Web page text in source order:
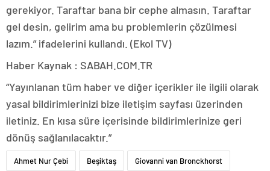
gerekiyor. Taraftar bana bir cephe almasın. Taraftar
gel desin, gelirim ama bu problemlerin çözülmesi
lazım.” ifadelerini kullandı. (Ekol TV)
Haber Kaynak : SABAH.COM.TR
“Yayınlanan tüm haber ve diğer içerikler ile ilgili olarak
yasal bildirimlerinizi bize iletişim sayfası üzerinden
iletiniz. En kısa süre içerisinde bildirimlerinize geri
dönüş sağlanılacaktır.”
Ahmet Nur Çebi Beşiktaş Giovanni van Bronckhorst